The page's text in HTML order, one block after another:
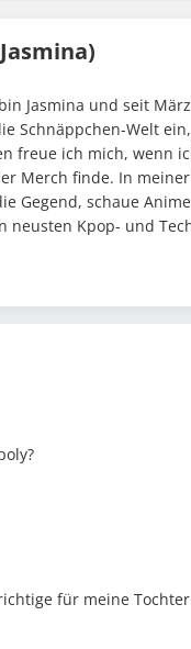
Jasmina und seit
Schnäppchen-Welt
freue ich mich, wenn
Merch finde. In
Gegend, schaue
neusten Kpop- und
für meine